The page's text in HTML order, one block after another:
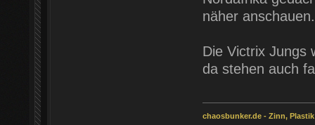
näher anschauen.
Die Victrix Jungs
da stehen auch
chaosbunker.de - Zinn,